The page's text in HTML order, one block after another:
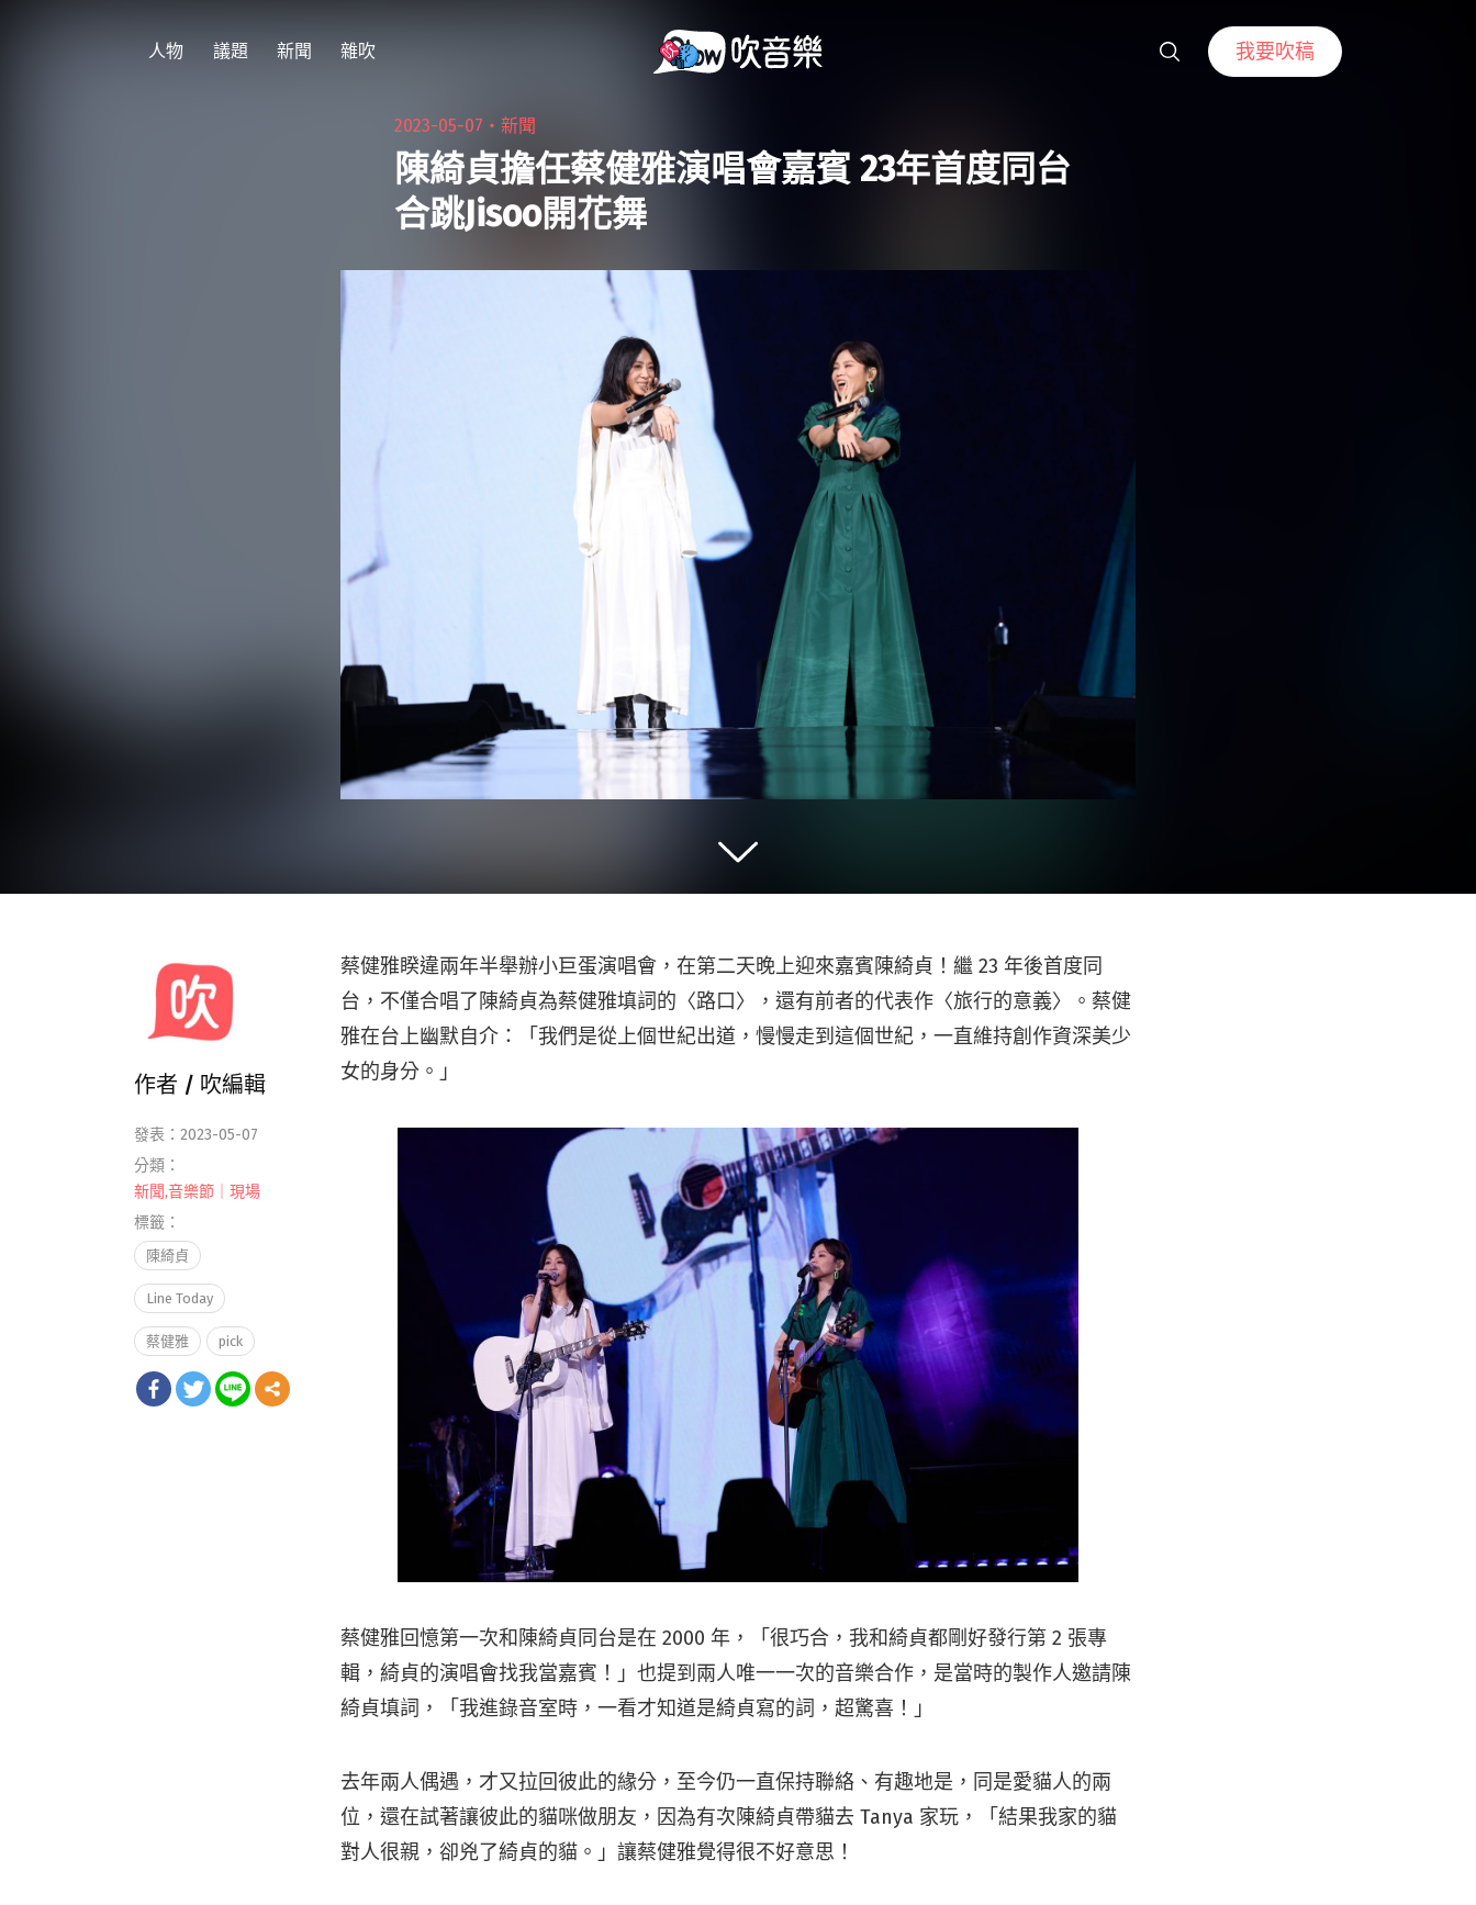
人物 議題 新聞 雜吹 我要吹稿
2023-05-07・新聞
陳綺貞擔任蔡健雅演唱會嘉賓 23年首度同台
合跳Jisoo開花舞
蔡健雅睽違兩年半舉辦小巨蛋演唱會，在第二天晚上迎來嘉賓陳綺貞！繼 23 年後首度同
台，不僅合唱了陳綺貞為蔡健雅填詞的〈路口〉，還有前者的代表作〈旅行的意義〉。蔡健
雅在台上幽默自介：「我們是從上個世紀出道，慢慢走到這個世紀，一直維持創作資深美少
女的身分。」
蔡健雅回憶第一次和陳綺貞同台是在 2000 年，「很巧合，我和綺貞都剛好發行第 2 張專
輯，綺貞的演唱會找我當嘉賓！」也提到兩人唯一一次的音樂合作，是當時的製作人邀請陳
綺貞填詞，「我進錄音室時，一看才知道是綺貞寫的詞，超驚喜！」
去年兩人偶遇，才又拉回彼此的緣分，至今仍一直保持聯絡、有趣地是，同是愛貓人的兩
位，還在試著讓彼此的貓咪做朋友，因為有次陳綺貞帶貓去 Tanya 家玩，「結果我家的貓
對人很親，卻兇了綺貞的貓。」讓蔡健雅覺得很不好意思！
作者 / 吹編輯
發表：2023-05-07
分類：
新聞,音樂節｜現場
標籤：
陳綺貞
Line Today
蔡健雅 pick